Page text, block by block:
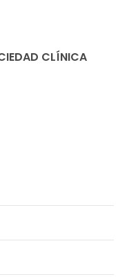
CLÍNICA